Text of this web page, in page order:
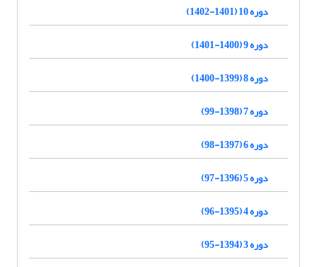
دوره 10 (1401-1402)
دوره 9 (1400-1401)
دوره 8 (1399-1400)
دوره 7 (1398-99)
دوره 6 (1397-98)
دوره 5 (1396-97)
دوره 4 (1395-96)
دوره 3 (1394-95)